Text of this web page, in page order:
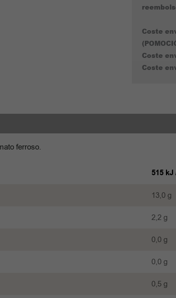
300g
Coste
Coste
Coste
ferroso.
515 kJ
13,0 g
2,2 g
0,0 g
0,0 g
0,5 g